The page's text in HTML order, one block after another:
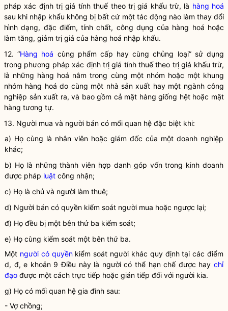
pháp xác định trị giá tính thuế theo trị giá khấu trừ, là hàng hoá
sau khi nhập khẩu không bị bất cứ một tác động nào làm thay đổi
hình dạng, đặc điểm, tính chất, công dụng của hàng hoá hoặc
làm tăng, giảm trị giá của hàng hoá nhập khẩu.
12. “Hàng hoá cùng phẩm cấp hay cùng chủng loại” sử dụng
trong phương pháp xác định trị giá tính thuế theo trị giá khấu trừ,
là những hàng hoá nằm trong cùng một nhóm hoặc một khung
nhóm hàng hoá do cùng một nhà sản xuất hay một ngành công
nghiệp sản xuất ra, và bao gồm cả mặt hàng giống hệt hoặc mặt
hàng tương tự.
13. Người mua và người bán có mối quan hệ đặc biệt khi:
a) Họ cùng là nhân viên hoặc giám đốc của một doanh nghiệp
khác;
b) Họ là những thành viên hợp danh góp vốn trong kinh doanh
được pháp luật công nhận;
c) Họ là chủ và người làm thuê;
d) Người bán có quyền kiểm soát người mua hoặc ngược lại;
đ) Họ đều bị một bên thứ ba kiểm soát;
e) Họ cùng kiểm soát một bên thứ ba.
Một người có quyềnkiểm soát người khác quy định tại các điểm
d, đ, e khoản 9 Điều này là người có thể hạn chế được hay chỉ
đạo được một cách trực tiếp hoặc gián tiếp đối với người kia.
g) Họ có mối quan hệ gia đình sau:
- Vợ chồng;